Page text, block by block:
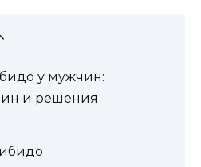
у мужчин:
и решения